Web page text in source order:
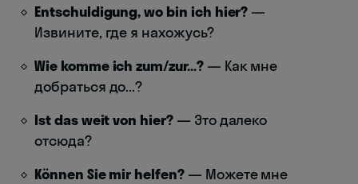
Entschuldigung, wo bin ich hier? —
Извините, где я нахожусь?
Wie komme ich zum/zur...?— Как мне
добраться до...?
Ist das weit von hier?— Это далеко
отсюда?
Können Sie mir helfen?— Можете мне